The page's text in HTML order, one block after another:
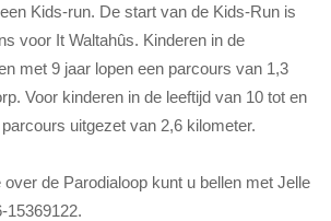
Kids-run. De start van de Kids-Run is
voor It Waltahûs. Kinderen in de
met 9 jaar lopen een parcours van 1,3
Voor kinderen in de leeftijd van 10 tot en
uitgezet van 2,6 kilometer.
de Parodialoop kunt u bellen met Jelle
15369122.